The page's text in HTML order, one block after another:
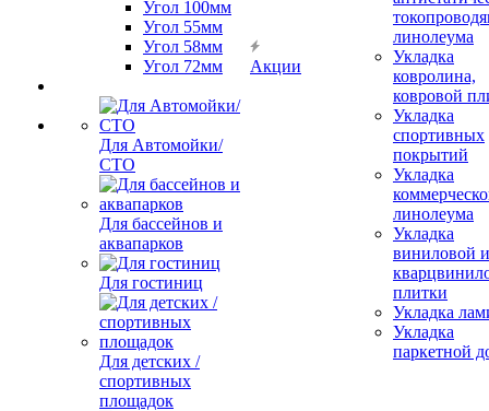
Угол 100мм
Угол 55мм
Угол 58мм
Угол 72мм
Для Автомойки/
СТО
Для бассейнов и
аквапарков
Для гостиниц
Для детских /
спортивных
площадок
Акции
линолеума
Укладка
ковролина,
ковровой
Укладка
спортивных
покрытий
Укладка
линолеума
Укладка
виниловой и
плитки
Укладка
Укладка
паркетной